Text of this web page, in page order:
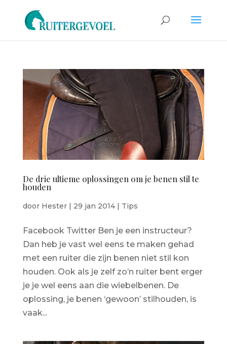
De drie ultieme oplossingen om je benen stil te
houden
door Hester| 29 jan 2014| Tips
Facebook Twitter Ben je een instructeur?
Dan heb je vast wel eens te maken gehad
met een ruiter die zijn benen niet stil kon
houden. Ook als je zelf zo’n ruiter bent erger
je je wel eens aan die wiebelbenen. De
oplossing, je benen ‘gewoon’ stilhouden, is
vaak...